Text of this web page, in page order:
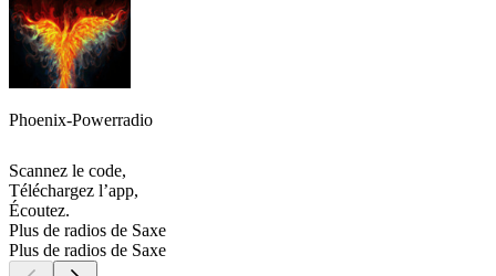
Phoenix-Powerradio
Scannez le code,
Téléchargez l’app,
Écoutez.
Plus de radios de Saxe
Plus de radios de Saxe